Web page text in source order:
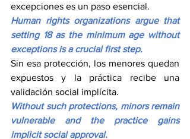
excepciones es un paso esencial.
Human rights organizations argue that
setting 18 as the minimum age without
exceptions is a crucial first step.
Sin esa protección, los menores quedan
expuestos y la práctica recibe una
validación social implícita.
Without such protections, minors remain
vulnerable and the practice gains
implicit social approval.